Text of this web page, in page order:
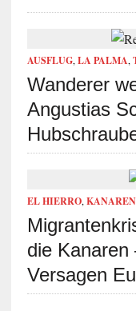
AUSFLUG, LA PALMA,
Wanderer
Angustias
EL HIERRO, KANAREN
die Kanaren
Versagen